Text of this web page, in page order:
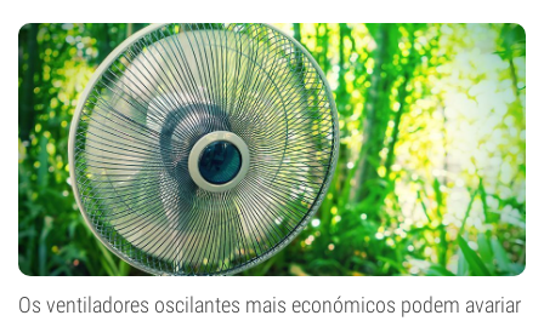
Os ventiladores oscilantes mais económicos podem avariar